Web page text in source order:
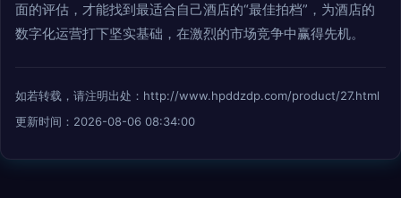
面的评估，才能找到最适合自己酒店的“最佳拍档”，为酒店的
数字化运营打下坚实基础，在激烈的市场竞争中赢得先机。
如若转载，请注明出处：http://www.hpddzdp.com/product/27.html
更新时间：2026-08-06 08:34:00